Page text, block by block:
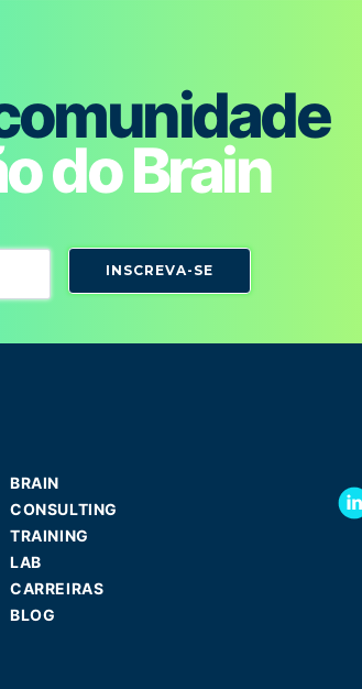
do Brain
INSCREVA-SE
BRAIN
CONSULTING
TRAINING
LAB
CARREIRAS
BLOG